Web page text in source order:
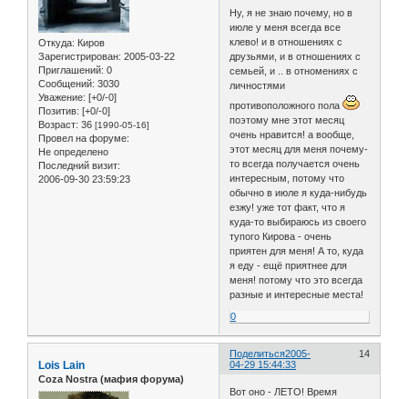
Откуда: Киров
Зарегистрирован: 2005-03-22
Приглашений: 0
Сообщений: 3030
Уважение: [+0/-0]
Позитив: [+0/-0]
Возраст: 36 [1990-05-16]
Провел на форуме:
Не определено
Последний визит:
2006-09-30 23:59:23
Ну, я не знаю почему, но в
июле у меня всегда все
клево! и в отношениях с
друзьями, и в отношениях с
семьей, и .. в отномениях с
личностями
противоположного пола
поэтому мне этот месяц
очень нравится! а вообще,
этот месяц для меня почему-
то всегда получается очень
интересным, потому что
обычно в июле я куда-нибудь
езжу! уже тот факт, что я
куда-то выбираюсь из своего
тупого Кирова - очень
приятен для меня! А то, куда
я еду - ещё приятнее для
меня! потому что это всегда
разные и интересные места!
0
Поделиться 14
2005-
04-29 15:44:33
Lois Lain
Coza Nostra (мафия форума)
Вот оно - ЛЕТО! Время